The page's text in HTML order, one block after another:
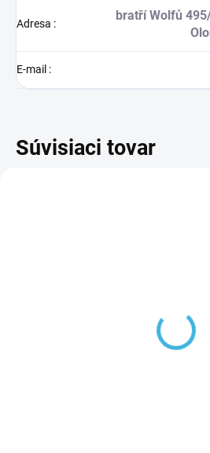
Súvisiaci tovar
Brzda Tempish Temper
Adresa :
bratří Wolfů
E-mail :